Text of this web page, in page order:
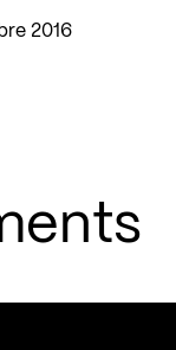
2016